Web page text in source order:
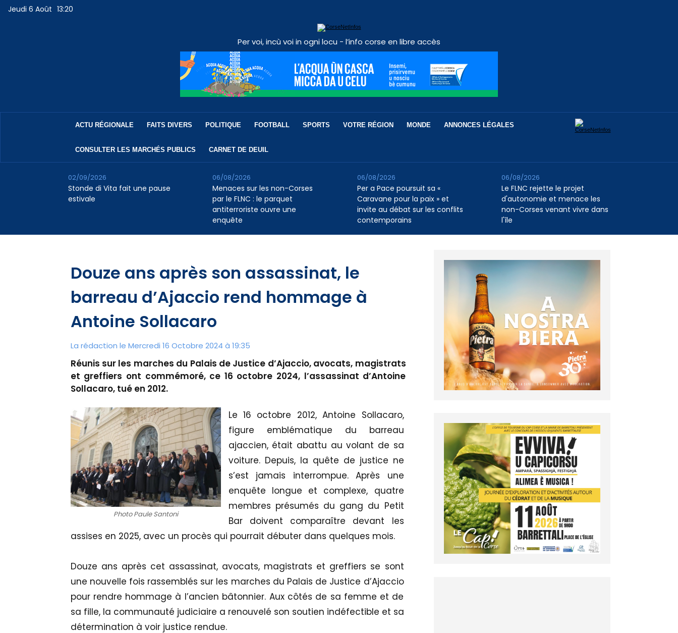
Jeudi 6 Août 13:20
Per voi, incù voi in ogni locu - l’info corse en libre accès
ACTU RÉGIONALE FAITS DIVERS POLITIQUE FOOTBALL SPORTS VOTRE RÉGION MONDE ANNONCES LÉGALES
CONSULTER LES MARCHÉS PUBLICS CARNET DE DEUIL
Stonde di Vita fait une pause
estivale
02/09/2026
Menaces sur les non-Corses
par le FLNC : le parquet
antiterroriste ouvre une
enquête
06/08/2026
Per a Pace poursuit sa «
Caravane pour la paix » et
invite au débat sur les conflits
contemporains
06/08/2026
Le FLNC rejette le projet
d'autonomie et menace les
non-Corses venant vivre dans
l'île
06/08/2026
Douze ans après son assassinat, le
barreau d’Ajaccio rend hommage à
Antoine Sollacaro
La rédaction le Mercredi 16 Octobre 2024 à 19:35
Réunis sur les marches du Palais de Justice d’Ajaccio, avocats, magistrats
et greffiers ont commémoré, ce 16 octobre 2024, l’assassinat d’Antoine
Sollacaro, tué en 2012.
Photo Paule Santoni
Le 16 octobre 2012, Antoine Sollacaro,
figure emblématique du barreau
ajaccien, était abattu au volant de sa
voiture. Depuis, la quête de justice ne
s’est jamais interrompue. Après une
enquête longue et complexe, quatre
membres présumés du gang du Petit
Bar doivent comparaître devant les
assises en 2025, avec un procès qui pourrait débuter dans quelques mois.
Douze ans après cet assassinat, avocats, magistrats et greffiers se sont
une nouvelle fois rassemblés sur les marches du Palais de Justice d’Ajaccio
pour rendre hommage à l’ancien bâtonnier. Aux côtés de sa femme et de
sa fille, la communauté judiciaire a renouvelé son soutien indéfectible et sa
détermination à voir justice rendue.